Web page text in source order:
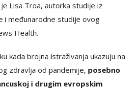
Lisa Troa, autorka studije iz
i međunarodne studije ovog
Health.
kada brojna istraživanja ukazuju na
zdravlja od pandemije, posebno
i drugim evropskim